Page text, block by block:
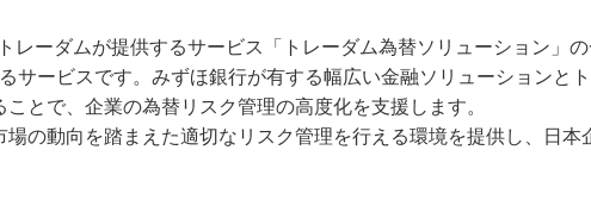
レーダムが提供するサービス「トレーダム為替ソリューション」
サービスです。みずほ銀行が有する幅広い金融ソリューションと
とで、企業の為替リスク管理の高度化を支援します。
の動向を踏まえた適切なリスク管理を行える環境を提供し、日本